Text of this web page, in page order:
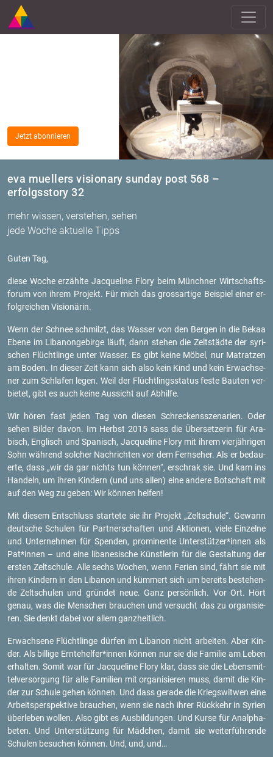
eva muellers visionary sunday post 568 –
erfolgsstory 32
mehr wissen, verstehen, sehen
jede Woche aktuelle Tipps
Jetzt abonnieren
Guten Tag,
diese Woche er­zähl­te Jac­que­line Flory beim Münch­ner Wirt­schafts­
fo­rum von ihrem Pro­jekt. Für mich das gross­ar­ti­ge Bei­spiel einer er­
folg­rei­chen Vi­sio­nä­rin.
Wenn der Schnee schmilzt, das Was­ser von den Ber­gen in die Bekaa
Ebene im Li­ba­non­ge­bir­ge läuft, dann ste­hen die Zelt­städ­te der sy­ri­
schen Flücht­lin­ge unter Was­ser. Es gibt keine Möbel, nur Ma­trat­zen
am Boden. In die­ser Zeit kann sich also kein Kind und kein Er­wach­se­
ner zum Schla­fen legen. Weil der Flücht­lings­sta­tus feste Bau­ten ver­
bie­tet, gibt es auch keine Aus­sicht auf Ab­hil­fe.
Wir hören fast jeden Tag von die­sen Schre­ckens­sze­na­ri­en. Oder
sehen Bil­der davon. Im Herbst 2015 sass die Über­set­ze­rin für Ara­
bisch, Eng­lisch und Spa­nisch, Jac­que­line Flory mit ihrem vier­jäh­ri­gen
Sohn wäh­rend sol­cher Nach­rich­ten vor dem Fern­se­her. Als er be­dau­
er­te, dass „wir da gar nichts tun kön­nen“, er­schrak sie. Und kam ins
Han­deln, um ihren Kin­dern (und uns allen) eine an­de­re Bot­schaft mit
auf den Weg zu geben: Wir kön­nen hel­fen!
Mit die­sem Ent­schluss star­te­te sie ihr Pro­jekt „Zelt­schu­le“. Ge­wann
deut­sche Schu­len für Part­ner­schaf­ten und Ak­tio­nen, viele Ein­zel­ne
und Un­ter­neh­men für Spen­den, pro­mi­nen­te Un­ter­stüt­zer*innen als
Pat*innen – und eine li­ba­ne­si­sche Künst­le­rin für die Ge­stal­tung der
ers­ten Zelt­schu­le. Alle sechs Wo­chen, wenn Fe­ri­en sind, fährt sie mit
ihren Kin­dern in den Li­ba­non und küm­mert sich um be­reits be­ste­hen­
de Zelt­schu­len und grün­det neue. Ganz per­sön­lich. Vor Ort. Hört
genau, was die Men­schen brau­chen und ver­sucht das zu or­ga­ni­sie­
ren. Sie denkt dabei vor allem ganz­heit­lich.
Er­wach­se­ne Flücht­lin­ge dür­fen im Li­ba­non nicht ar­bei­ten. Aber Kin­
der. Als bil­li­ge Ern­te­hel­fer*innen kön­nen nur sie die Fa­mi­lie am Leben
er­hal­ten. Somit war für Jac­que­line Flory klar, dass sie die Le­bens­mit­
tel­ver­sor­gung für alle Fa­mi­li­en mit or­ga­ni­sie­ren muss, damit die Kin­
der zur Schu­le gehen kön­nen. Und dass ge­ra­de die Kriegs­wit­wen eine
Ar­beits­per­spek­ti­ve brau­chen, wenn sie nach ihrer Rück­kehr in Sy­ri­en
über­le­ben wol­len. Also gibt es Aus­bil­dun­gen. Und Kurse für An­alpha­
be­ten. Und Un­ter­stüt­zung für Mäd­chen, damit sie wei­ter­füh­ren­de
Schu­len be­su­chen kön­nen. Und, und, und…